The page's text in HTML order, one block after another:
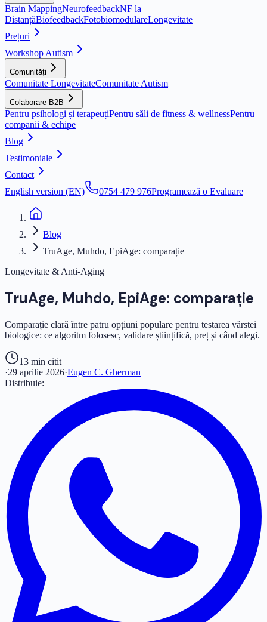
Brain MappingNeurofeedbackNF la
DistanțăBiofeedbackFotobiomodulareLongevitate
Prețuri
Workshop Autism
Comunități
Comunitate LongevitateComunitate Autism
Colaborare B2B
Pentru psihologi și terapeuțiPentru săli de fitness & wellnessPentru
companii & echipe
Blog
Testimoniale
Contact
English version (EN)
0754 479 976Programează o Evaluare
Blog
TruAge, Muhdo, EpiAge: comparație
Longevitate & Anti-Aging
TruAge, Muhdo, EpiAge: comparație
Comparație clară între patru opțiuni populare pentru testarea vârstei
biologice: ce algoritm folosesc, validare științifică, preț și când alegi.
13 min citit
·29 aprilie 2026·Eugen C. Gherman
Distribuie: